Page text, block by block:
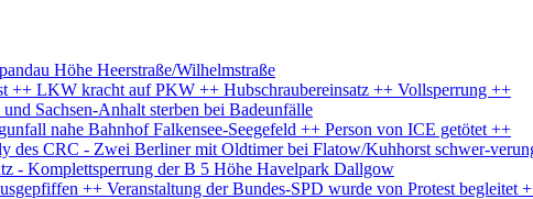
Höhe Heerstraße/Wilhelmstraße
++ LKW kracht auf PKW ++ Hubschraubereinsatz ++ Vollsperrung ++
Sachsen-Anhalt sterben bei Badeunfälle
nahe Bahnhof Falkensee-Seegefeld ++ Person von ICE getötet ++
des CRC - Zwei Berliner mit Oldtimer bei Flatow/Kuhhorst schwer-
- Komplettsperrung der B 5 Höhe Havelpark Dallgow
++ Veranstaltung der Bundes-SPD wurde von Protest begleitet